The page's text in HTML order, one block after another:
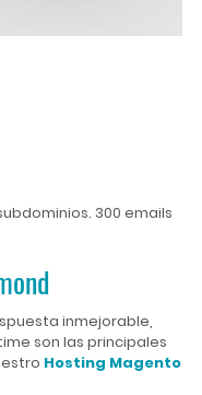
300 emails
inmejorable,
son las principales
Hosting Magento